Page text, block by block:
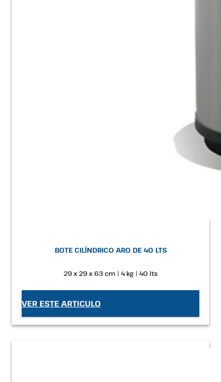
BOTE CILÍNDRICO ARO DE 40 LTS
29 x 29 x 63 cm | 4 kg | 40 lts
VER ESTE ARTICULO